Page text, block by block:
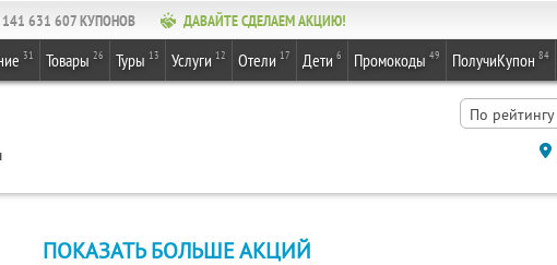
141 631 607КУПОНОВ ДАВАЙТЕ СДЕЛАЕМ АКЦИЮ!
31 Товары 26 Туры 13 Услуги 12 Отели 17 Дети 6 Промокоды 49 ПолучиКупон 84
По рейтингу
ПОКАЗАТЬ БОЛЬШЕ АКЦИЙ